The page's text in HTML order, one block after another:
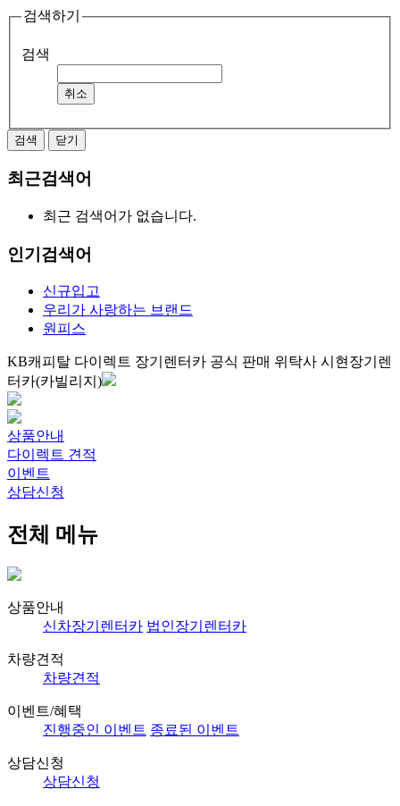
검색하기
검색
취소
검색 닫기
최근검색어
최근 검색어가 없습니다.
인기검색어
신규입고
우리가 사랑하는 브랜드
원피스
KB캐피탈 다이렉트 장기렌터카 공식 판매 위탁사 시현장기렌
터카(카빌리지)
상품안내
다이렉트 견적
이벤트
상담신청
전체 메뉴
상품안내
신차장기렌터카 법인장기렌터카
차량견적
차량견적
이벤트/혜택
진행중인 이벤트 종료된 이벤트
상담신청
상담신청